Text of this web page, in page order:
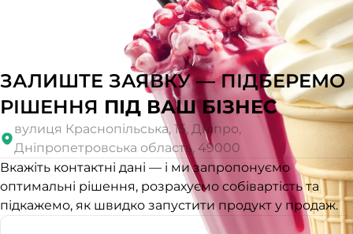
ЗАЛИШТЕ ЗАЯВКУ — ПІДБЕРЕМО
РІШЕННЯ ПІД ВАШ БІЗНЕС
вулиця Краснопільська, 15, Дніпро,
Дніпропетровська область, 49000
Вкажіть контактні дані — і ми запропонуємо
оптимальні рішення, розрахуємо собівартість та
підкажемо, як швидко запустити продукт у продаж.